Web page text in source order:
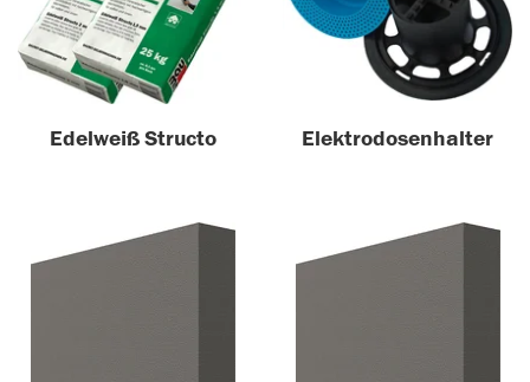
Edelweiß Structo Elektrodosenhalter